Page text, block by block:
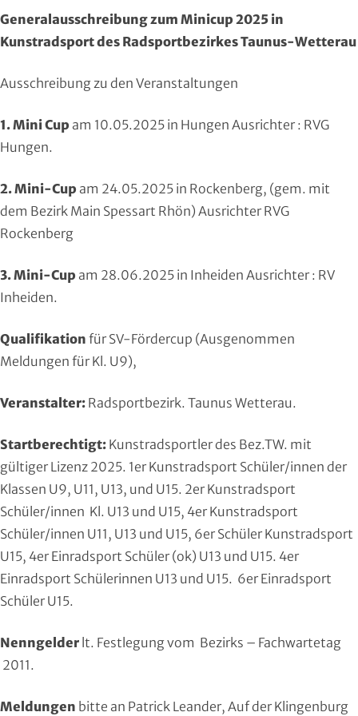
Generalausschreibung zum Minicup 2025 in
Kunstradsport des Radsportbezirkes Taunus-Wetterau
Ausschreibung zu den Veranstaltungen
1. Mini Cup am 10.05.2025 in Hungen Ausrichter : RVG
Hungen.
2. Mini-Cup am 24.05.2025 in Rockenberg, (gem. mit
dem Bezirk Main Spessart Rhön) Ausrichter RVG
Rockenberg
3. Mini-Cup am 28.06.2025 in Inheiden Ausrichter : RV
Inheiden.
Qualifikation für SV-Fördercup (Ausgenommen
Meldungen für Kl. U9),
Veranstalter: Radsportbezirk. Taunus Wetterau.
Startberechtigt: Kunstradsportler des Bez.TW. mit
gültiger Lizenz 2025. 1er Kunstradsport Schüler/innen der
Klassen U9, U11, U13, und U15. 2er Kunstradsport
Schüler/innen Kl. U13 und U15, 4er Kunstradsport
Schüler/innen U11, U13 und U15, 6er Schüler Kunstradsport
U15, 4er Einradsport Schüler (ok) U13 und U15. 4er
Einradsport Schülerinnen U13 und U15. 6er Einradsport
Schüler U15.
Nenngelder lt. Festlegung vom Bezirks – Fachwartetag
2011.
Meldungen bitte an Patrick Leander, Auf der Klingenburg
Region Kassel
Rheingau-Taunus
Schwalm-Eder
Vogelsberg
Werra-Meißner
Wiesbaden
Eishockey
Eissport
Fechten
Frisbeesport
Gehörlosen Sport
Golf
Handball
Ju-Jutsu
Judo
Kanu
Karate
Kegeln und Bowling
Leichtathletik